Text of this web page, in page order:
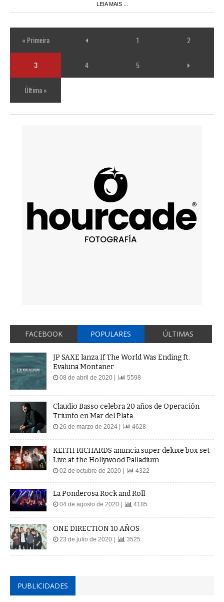
LEIA MAIS ...
« Primeira 1 2
3 4 5
Última »
FACEBOOK POPULARES ÚLTIMAS
JP SAXE lanza If The World Was Ending ft.
Evaluna Montaner
08 de abril de 2020 | 5598
Claudio Basso celebra 20 años de Operación
Triunfo en Mar del Plata
26 de marzo de 2024 | 4628
KEITH RICHARDS anuncia super deluxe box set
Live at the Hollywood Palladium
02 de octubre de 2020 | 4322
La Ponderosa Rock and Roll
04 de agosto de 2020 | 4185
ONE DIRECTION 10 AÑOS
23 de julio de 2020 | 3525
PUBLICIDADES